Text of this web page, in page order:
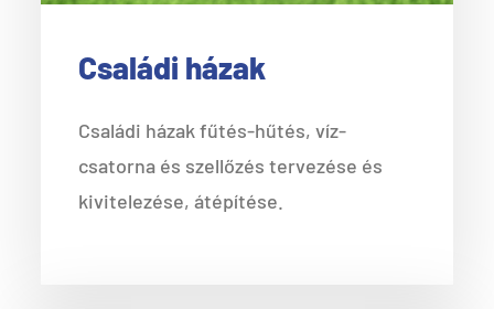
Családi házak
Családi házak fűtés-hűtés, víz-
csatorna és szellőzés tervezése és
kivitelezése, átépítése.